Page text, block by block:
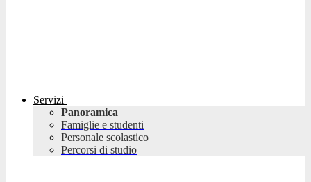
Servizi
Panoramica
Famiglie e studenti
Personale scolastico
Percorsi di studio